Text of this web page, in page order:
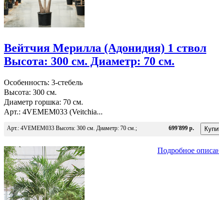
Вейтчия Мерилла (Адонидия) 1 ствол
Высота: 300 см. Диаметр: 70 см.
Особенность: 3-стебель
Высота: 300 см.
Диаметр горшка: 70 см.
Арт.: 4VEMEM033 (Veitchia...
Арт.: 4VEMEM033 Высота: 300 см. Диаметр: 70 см.; 699'899 р.
Подробное